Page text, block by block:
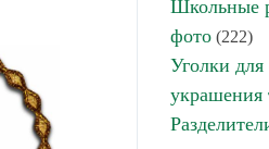
Школьные
фото (222)
Уголки для
украшения